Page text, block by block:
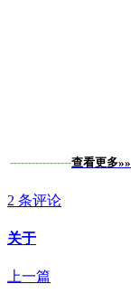
-----------------查看更多»»
2 条评论
关于
上一篇